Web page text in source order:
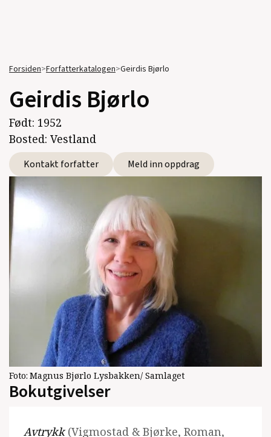
Forsiden>Forfatterkatalogen>Geirdis Bjørlo
Geirdis Bjørlo
Født: 1952
Bosted: Vestland
Kontakt forfatter Meld inn oppdrag
Foto: Magnus Bjørlo Lysbakken/ Samlaget
Bokutgivelser
Avtrykk(Vigmostad & Bjørke, Roman,